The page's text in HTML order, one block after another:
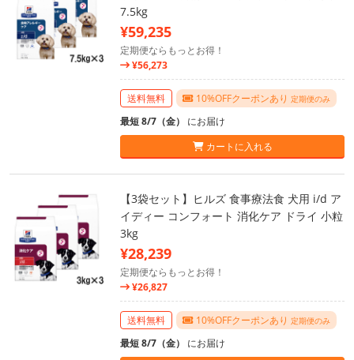
7.5kg
¥59,235
定期便ならもっとお得！
¥56,273
送料無料 10%OFFクーポンあり 定期便のみ
最短 8/7（金） にお届け
カートに入れる
【3袋セット】ヒルズ 食事療法食 犬用 i/d ア
イディー コンフォート 消化ケア ドライ 小粒
3kg
¥28,239
定期便ならもっとお得！
¥26,827
送料無料 10%OFFクーポンあり 定期便のみ
最短 8/7（金） にお届け